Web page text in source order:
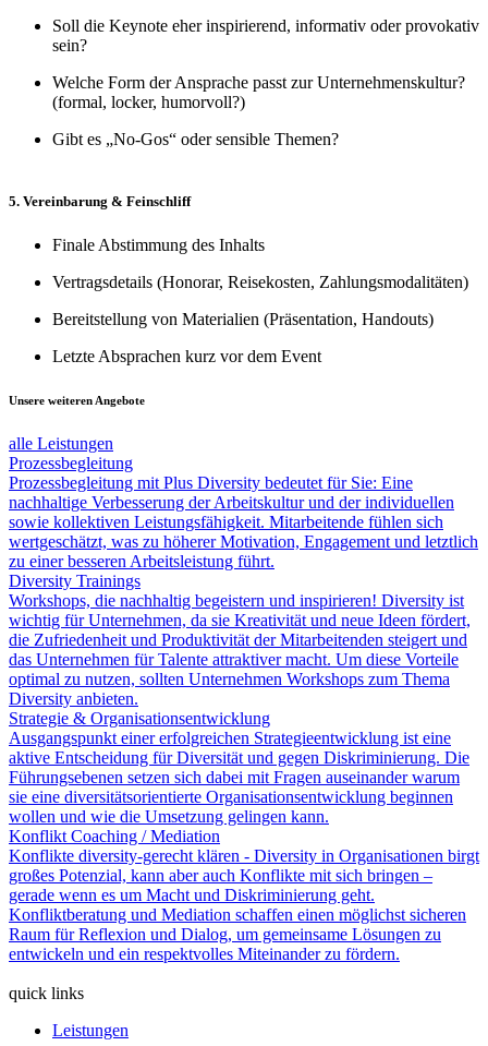
Soll die Keynote eher inspirierend, informativ oder provokativ
sein?
Welche Form der Ansprache passt zur Unternehmenskultur?
(formal, locker, humorvoll?)
Gibt es „No-Gos“ oder sensible Themen?
5. Vereinbarung & Feinschliff
Finale Abstimmung des Inhalts
Vertragsdetails (Honorar, Reisekosten, Zahlungsmodalitäten)
Bereitstellung von Materialien (Präsentation, Handouts)
Letzte Absprachen kurz vor dem Event
Unsere weiteren Angebote
alle Leistungen
Prozess­begleitung
Prozessbegleitung mit Plus Diversity bedeutet für Sie: Eine
nachhaltige Verbesserung der Arbeitskultur und der individuellen
sowie kollektiven Leistungsfähigkeit. Mitarbeitende fühlen sich
wertgeschätzt, was zu höherer Motivation, Engagement und letztlich
zu einer besseren Arbeitsleistung führt.
Diversity Trainings
Workshops, die nachhaltig begeistern und inspirieren! Diversity ist
wichtig für Unternehmen, da sie Kreativität und neue Ideen fördert,
die Zufriedenheit und Produktivität der Mitarbeitenden steigert und
das Unternehmen für Talente attraktiver macht. Um diese Vorteile
optimal zu nutzen, sollten Unternehmen Workshops zum Thema
Diversity anbieten.
Strategie & Organisations­­entwicklung
Ausgangspunkt einer erfolgreichen Strategieentwicklung ist eine
aktive Entscheidung für Diversität und gegen Diskriminierung. Die
Führungsebenen setzen sich dabei mit Fragen auseinander warum
sie eine diversitätsorientierte Organisationsentwicklung beginnen
wollen und wie die Umsetzung gelingen kann.
Konflikt Coaching / Mediation
Konflikte diversity-gerecht klären - Diversity in Organisationen birgt
großes Potenzial, kann aber auch Konflikte mit sich bringen –
gerade wenn es um Macht und Diskriminierung geht.
Konfliktberatung und Mediation schaffen einen möglichst sicheren
Raum für Reflexion und Dialog, um gemeinsame Lösungen zu
entwickeln und ein respektvolles Miteinander zu fördern.
quick links
Leistungen